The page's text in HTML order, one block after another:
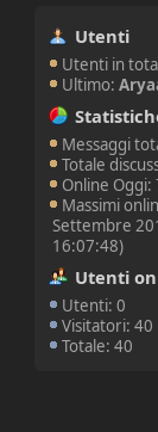
Utenti
Utenti in
Ultimo:
Messaggi
Totale
Online Oggi:
Massimi
Settembre
16:07:48)
Utenti
Utenti: 0
Visitatori: 40
Totale: 40